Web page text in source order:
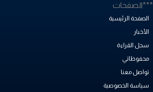
الصفحة الرئيسية
الأخبار
سجل القراءة
محفوظاتي
تواصل معنا
سياسة الخصوصية